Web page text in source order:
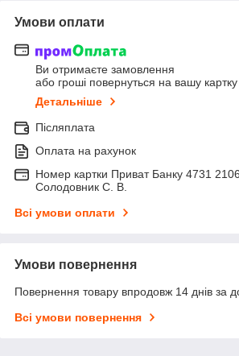
Умови оплати
Ви отримаєте замовлення
або гроші повернуться на вашу картку
Детальніше
Післяплата
Оплата на рахунок
Номер картки Приват Банку 4731
Солодовник С. В.
Всі умови оплати
Умови повернення
Повернення товару впродовж 14 днів за
Всі умови повернення